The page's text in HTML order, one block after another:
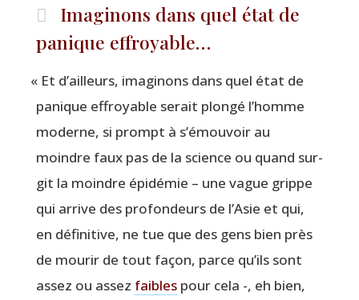
Imaginons dans quel état de
panique effroyable…
« Et d’ailleurs, ima­gi­nons dans quel état de
panique effroyable serait plon­gé l’homme
moderne, si prompt à s’é­mou­voir au
moindre faux pas de la science ou quand sur­
git la moindre épi­dé­mie – une vague grippe
qui arrive des pro­fon­deurs de l’A­sie et qui,
en défi­ni­tive, ne tue que des gens bien près
de mou­rir de tout façon, parce qu’ils sont
assez ou assez faiblespour cela -, eh bien,